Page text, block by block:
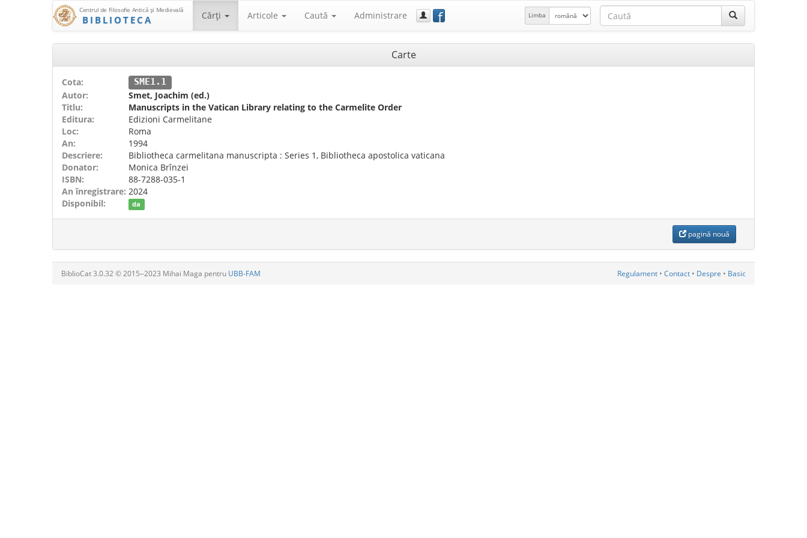
Centrul de Filosofie Antică şi Medievală
BIBLIOTECA Cărţi Articole Caută Administrare f Limba
Carte
Cota: SME1.1
Autor:
Smet, Joachim (ed.)
Titlu:
Manuscripts in the Vatican Library relating to the Carmelite Order
Editura:
Edizioni Carmelitane
Loc:
Roma
An:
1994
Descriere:
Bibliotheca carmelitana manuscripta : Series 1, Bibliotheca apostolica vaticana
Donator:
Monica Brînzei
ISBN:
88-7288-035-1
An înregistrare: 2024
Disponibil:
da
pagină nouă
BiblioCat 3.0.32 © 2015‒2023 Mihai Maga pentru UBB-FAM Regulament • Contact • Despre • Basic